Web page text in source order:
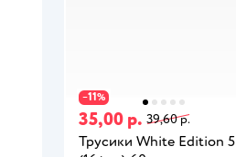
−11%
35,00 р. 39,60 р.
Трусики White Edition 5